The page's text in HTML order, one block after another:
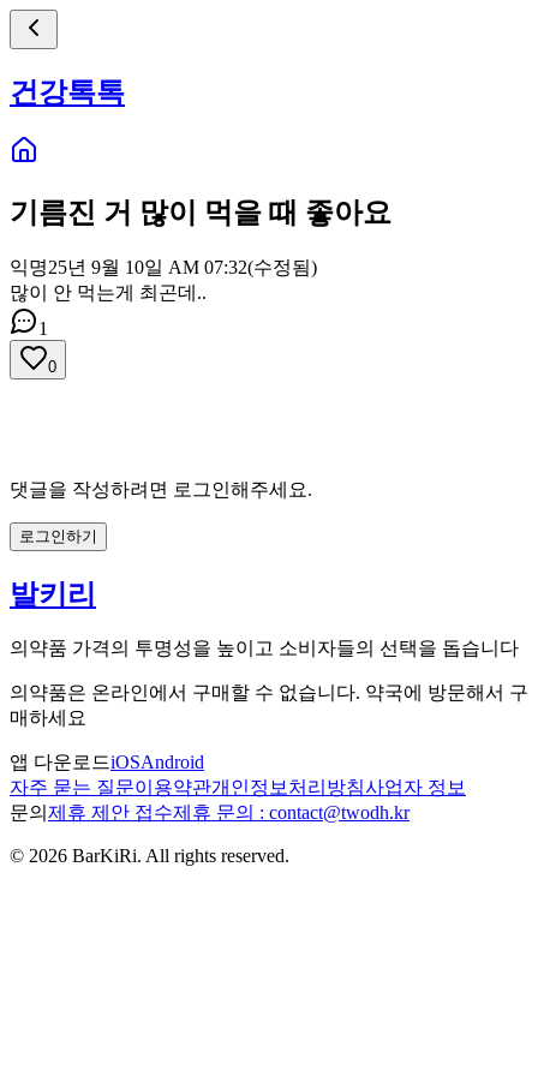
건강톡톡
기름진 거 많이 먹을 때 좋아요
익명25년 9월 10일 AM 07:32(수정됨)
많이 안 먹는게 최곤데..
1
0
댓글을 작성하려면 로그인해주세요.
로그인하기
발키리
의약품 가격의 투명성을 높이고 소비자들의 선택을 돕습니다
의약품은 온라인에서 구매할 수 없습니다. 약국에 방문해서 구
매하세요
앱 다운로드iOSAndroid
자주 묻는 질문이용약관개인정보처리방침사업자 정보
문의 제휴 제안 접수제휴 문의 : contact@twodh.kr
© 2026 BarKiRi. All rights reserved.